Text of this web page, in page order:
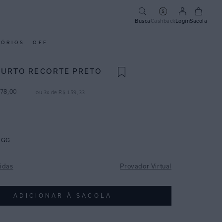
Busca CashbackLoginSacola
OFF
RECORTE PRETO
00 ou 3x de R$ 159 33
GG
Provador Virtual
ADICIONAR À SACOLA